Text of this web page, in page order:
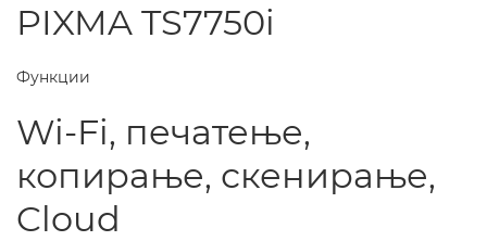
PIXMA TS7750i
Функции
Wi-Fi, печатење,
копирање, скенирање,
Cloud